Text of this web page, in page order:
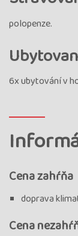
polopenze.
6x ubytování v
Cena zahŕňa
doprava
Cena